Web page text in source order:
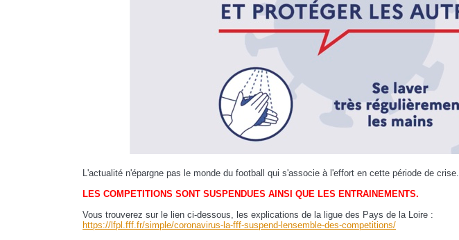
L'actualité n'épargne pas le monde du football qui s'associe à l'effort en cette période de crise.
LES COMPETITIONS SONT SUSPENDUES AINSI QUE LES ENTRAINEMENTS.
Vous trouverez sur le lien ci-dessous, les explications de la ligue des Pays de la Loire :
https://lfpl.fff.fr/simple/coronavirus-la-fff-suspend-lensemble-des-competitions/